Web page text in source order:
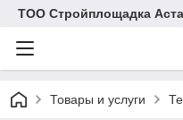
ТОО Стройплощадка
Товары и услуги